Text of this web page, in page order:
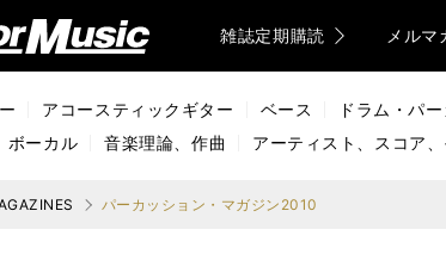
Music) 雑誌定期購読 メルマ
アコースティックギター ベース ドラム・パ
ボーカル
音楽理論、作曲 アーティスト、スコア
パーカッション・マガジン2010